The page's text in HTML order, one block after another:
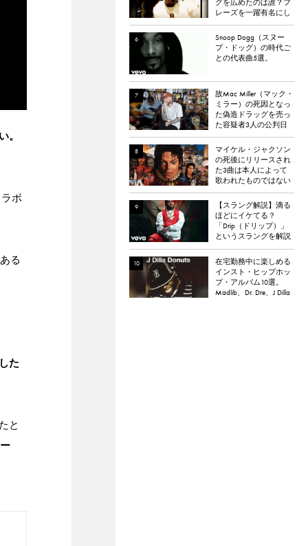
。
ボ
る
た
と
レーズを一躍有名にし
ついて解説。
Snoop Dogg（スヌー
プ・ドッグ）の時代ご
との代表曲5選。
故Mac Miller（マック・
ミラー）の死因となっ
た偽造ドラッグを売っ
た容疑者3人の公判日
マイケル・ジャクソン
の死後にリリースされ
た3曲は本人によって
歌われたものではない
と報道される
【スラング解説】滴る
ほどにイケてる？
「Drip（ドリップ）」
というスラングを解説
在宅勤務中に楽しめる
インスト・ヒップホッ
プ・アルバム10選。
Madlib、Dr. Dre、J Dilla